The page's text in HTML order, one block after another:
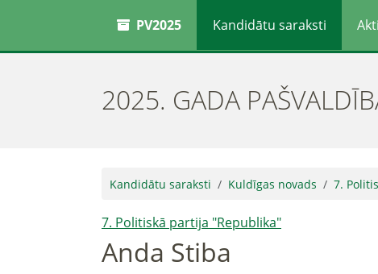
PV2025 Kandidātu saraksti
2025. GADA
Kandidātu saraksti Kuldīgas novads 7.
7. Politiskā partija "Republika"
Anda Stiba